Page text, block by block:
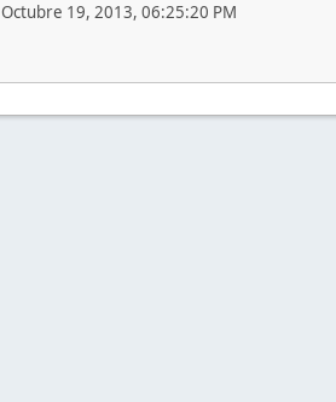
Octubre 19, 2013, 06:25:20 PM